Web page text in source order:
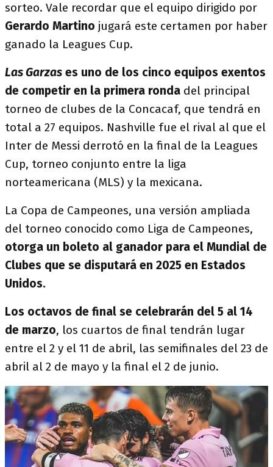
sorteo. Vale recordar que el equipo dirigido por
Gerardo Martino jugará este certamen por haber
ganado la Leagues Cup.
Las Garzas es uno de los cinco equipos exentos
de competir en la primera ronda del principal
torneo de clubes de la Concacaf, que tendrá en
total a 27 equipos. Nashville fue el rival al que el
Inter de Messi derrotó en la final de la Leagues
Cup, torneo conjunto entre la liga
norteamericana (MLS) y la mexicana.
La Copa de Campeones, una versión ampliada
del torneo conocido como Liga de Campeones,
otorga un boleto al ganador para el Mundial de
Clubes que se disputará en 2025 en Estados
Unidos.
Los octavos de final se celebrarán del 5 al 14
de marzo, los cuartos de final tendrán lugar
entre el 2 y el 11 de abril, las semifinales del 23 de
abril al 2 de mayo y la final el 2 de junio.